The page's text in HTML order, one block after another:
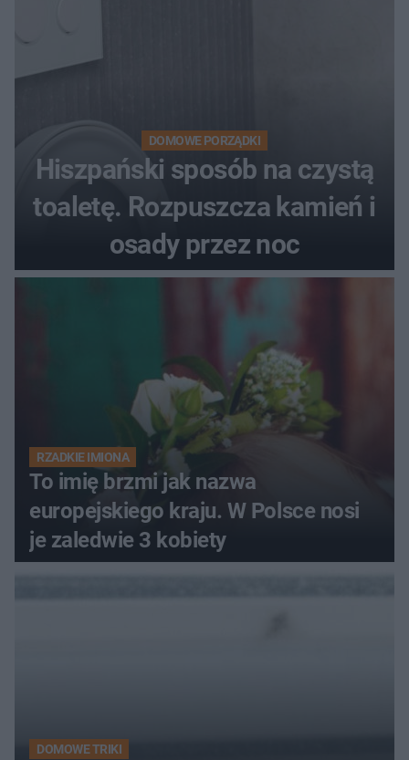
DOMOWE PORZĄDKI
Hiszpański sposób na czystą
toaletę. Rozpuszcza kamień i
osady przez noc
RZADKIE IMIONA
To imię brzmi jak nazwa
europejskiego kraju. W Polsce nosi
je zaledwie 3 kobiety
DOMOWE TRIKI